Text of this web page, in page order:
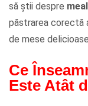
să știi despre
păstrarea corectă
de mese
Ce
Este Atât